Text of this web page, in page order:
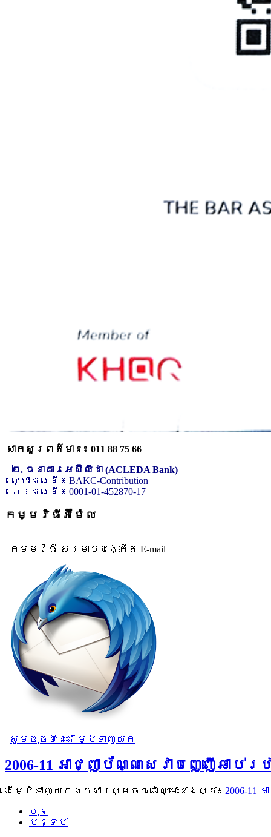
សាកសួរពត៌មាន៖ 011 88 75 66
២. ធនាគារអេស៊ីលីដា (ACLEDA Bank)
ឈ្មោះគណនី ៖ BAKC-Contribution
លេខគណនី ៖ 0001-01-452870-17
កម្មវិធីអ៊ីម៉ែល
កម្មវិធី សម្រាប់បង្កើត E-mail
សូមចុចទីនេះដើម្បីទាញយក
2006-11​ អាជ្ញាប័ណ្ណសេវាបញ្ញើ
ដើម្បីទាញយកឯកសារសូមចុចលើឈ្មោះខាងស្តាំ៖ 2006-
មុន
បន្ទាប់